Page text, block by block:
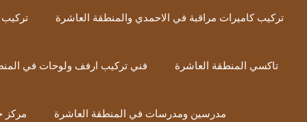
تركيب كاميرات مراقبة في الاحمدي والمنطقة العاشرة
تاكسي المنطقة العاشرة فني تركيب ارفف ولوحات في
مدرسين ومدرسات في المنطقة العاشرة مركز